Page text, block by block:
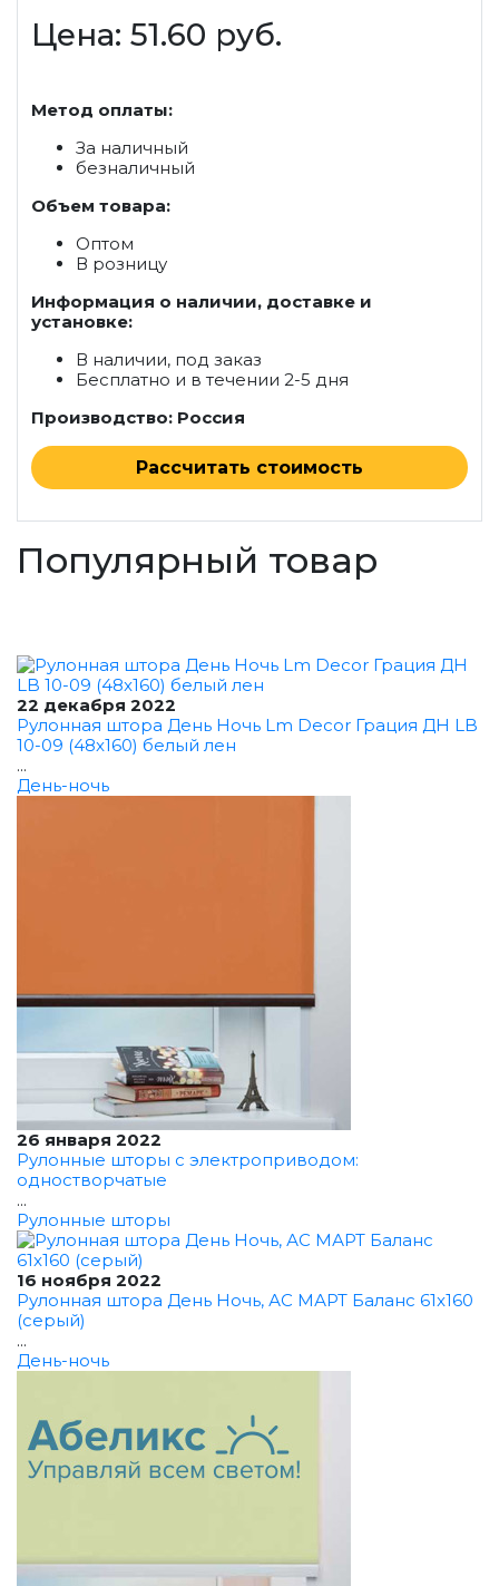
Цена: 51.60 руб.
Метод оплаты:
За наличный
безналичный
Объем товара:
Оптом
В розницу
Информация о наличии, доставке и
установке:
В наличии, под заказ
Бесплатно и в течении 2-5 дня
Производство: Россия
Рассчитать стоимость
Популярный товар
22 декабря 2022
Рулонная штора День Ночь Lm Decor Грация ДН LB
10-09 (48x160) белый лен
...
День-ночь
26 января 2022
Рулонные шторы с электроприводом:
одностворчатые
...
Рулонные шторы
16 ноября 2022
Рулонная штора День Ночь, АС МАРТ Баланс 61x160
(серый)
...
День-ночь